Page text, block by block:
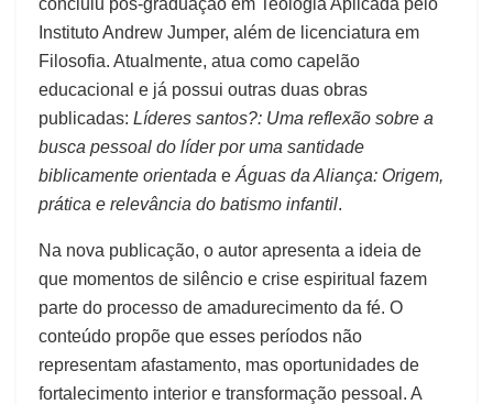
Instituto Andrew Jumper, além de licenciatura em
Filosofia. Atualmente, atua como capelão
educacional e já possui outras duas obras
publicadas: Líderes santos?: Uma reflexão sobre a
busca pessoal do líder por uma santidade
biblicamente orientada e Águas da Aliança: Origem,
prática e relevância do batismo infantil.
Na nova publicação, o autor apresenta a ideia de
que momentos de silêncio e crise espiritual fazem
parte do processo de amadurecimento da fé. O
conteúdo propõe que esses períodos não
representam afastamento, mas oportunidades de
fortalecimento interior e transformação pessoal. A